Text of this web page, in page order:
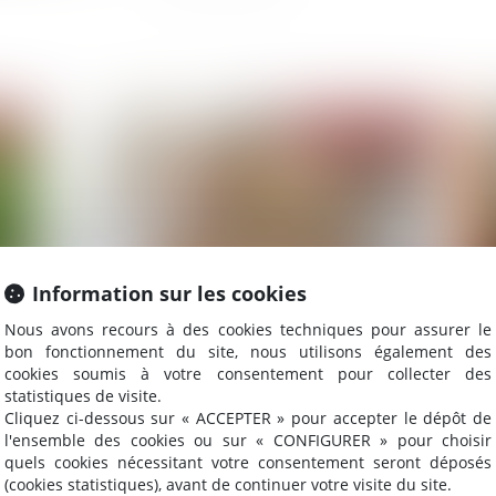
à
Loi de finances 2025 : quelles mesures pour le
logement et l’accession à la propriété ?
Publié le :21/02/2025
Information sur les cookies
Nous avons recours à des cookies techniques pour assurer le
bon fonctionnement du site, nous utilisons également des
cookies soumis à votre consentement pour collecter des
statistiques de visite.
Cliquez ci-dessous sur « ACCEPTER » pour accepter le dépôt de
l'ensemble des cookies ou sur « CONFIGURER » pour choisir
quels cookies nécessitant votre consentement seront déposés
(cookies statistiques), avant de continuer votre visite du site.